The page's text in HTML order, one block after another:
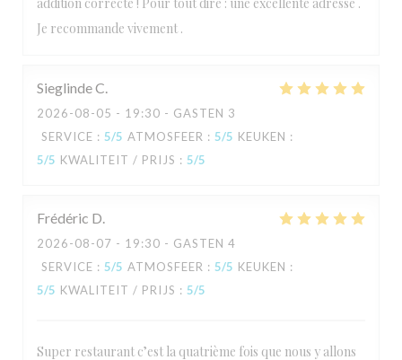
Je recommande vivement .
SieglindeC
2026-08-05 - 19:30 - GASTEN 3
SERVICE : 5/5 ATMOSFEER : 5/5 KEUKEN :
5/5 KWALITEIT / PRIJS : 5/5
Frédéric D
2026-08-07 - 19:30 - GASTEN 4
SERVICE : 5/5 ATMOSFEER : 5/5 KEUKEN :
5/5 KWALITEIT / PRIJS : 5/5
Super restaurant c’est la quatrième fois que nous y allons